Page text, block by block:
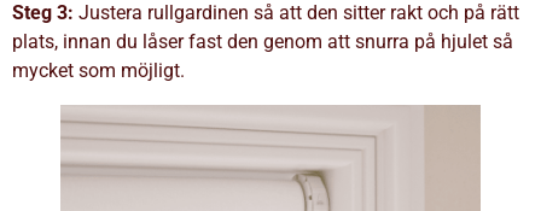
Steg 3: Justera rullgardinen så att den sitter rakt och på rätt
plats, innan du låser fast den genom att snurra på hjulet så
mycket som möjligt.